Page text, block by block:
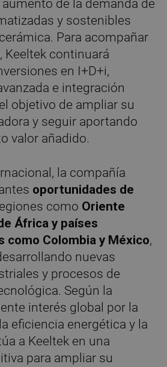
de la demanda de
y sostenibles
Para acompañar
Keeltek continuará
en I+D+i,
e integración
objetivo de ampliar su
y seguir aportando
valor añadido.
la compañía
oportunidades de
como Oriente
África y países
como Colombia y México,
nuevas
y procesos de
Según la
interés global por la
eficiencia energética y la
a Keeltek en una
para ampliar su